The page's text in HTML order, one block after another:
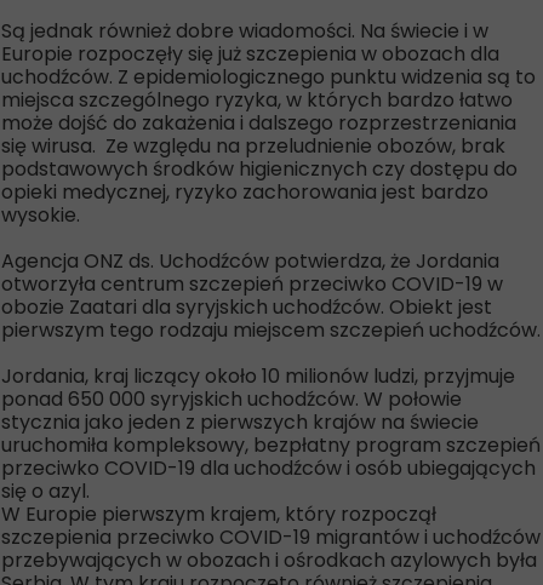
Są jednak również dobre wiadomości. Na świecie i w
Europie rozpoczęły się już szczepienia w obozach dla
uchodźców. Z epidemiologicznego punktu widzenia są to
miejsca szczególnego ryzyka, w których bardzo łatwo
może dojść do zakażenia i dalszego rozprzestrzeniania
się wirusa. Ze względu na przeludnienie obozów, brak
podstawowych środków higienicznych czy dostępu do
opieki medycznej, ryzyko zachorowania jest bardzo
wysokie.
Agencja ONZ ds. Uchodźców potwierdza, że Jordania
otworzyła centrum szczepień przeciwko COVID-19 w
obozie Zaatari dla syryjskich uchodźców. Obiekt jest
pierwszym tego rodzaju miejscem szczepień uchodźców.
Jordania, kraj liczący około 10 milionów ludzi, przyjmuje
ponad 650 000 syryjskich uchodźców. W połowie
stycznia jako jeden z pierwszych krajów na świecie
uruchomiła kompleksowy, bezpłatny program szczepień
przeciwko COVID-19 dla uchodźców i osób ubiegających
się o azyl.
W Europie pierwszym krajem, który rozpoczął
szczepienia przeciwko COVID-19 migrantów i uchodźców
przebywających w obozach i ośrodkach azylowych była